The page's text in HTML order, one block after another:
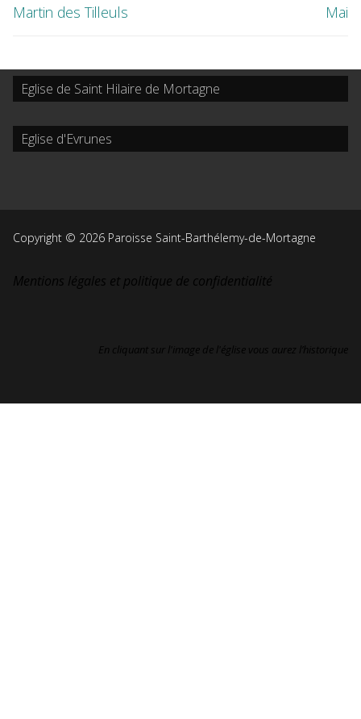
Martin des Tilleuls
Mai
Eglise de Saint Hilaire de Mortagne
Eglise d'Evrunes
Copyright © 2026 Paroisse Saint-Barthélemy-de-Mortagne
Mentions légales et politique de confidentialité
En cliquant sur l'image de l'église vous aurez l’historique